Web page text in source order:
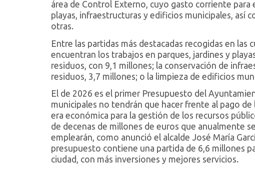
área de Control Externo, cuyo gasto corriente para
playas, infraestructuras y edificios municipales, así
otras.
Entre las partidas más destacadas recogidas en las
encuentran los trabajos en parques, jardines y
residuos, con 9,1 millones; la conservación de
residuos, 3,7 millones; o la limpieza de edificios
El de 2026 es el primer Presupuesto del
municipales no tendrán que hacer frente al pago
era económica para la gestión de los recursos
de decenas de millones de euros que anualmente
emplearán, como anunció el alcalde José María
presupuesto contiene una partida de 6,6 millones
ciudad, con más inversiones y mejores servicios.